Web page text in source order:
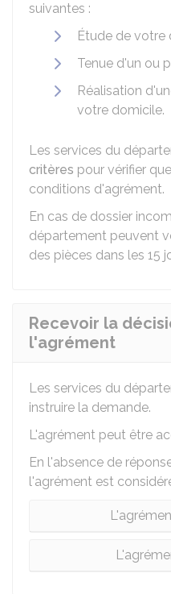
suivantes :
Étude de votre
Tenue d'un ou
Réalisation
votre domicile.
Les services du
critères pour vérifier
conditions d'agrément.
En cas de dossier
département peuvent
des pièces dans les 15
Recevoir la
l'agrément
Les services du
instruire la demande.
L'agrément peut être
En l'absence de
l'agrément est